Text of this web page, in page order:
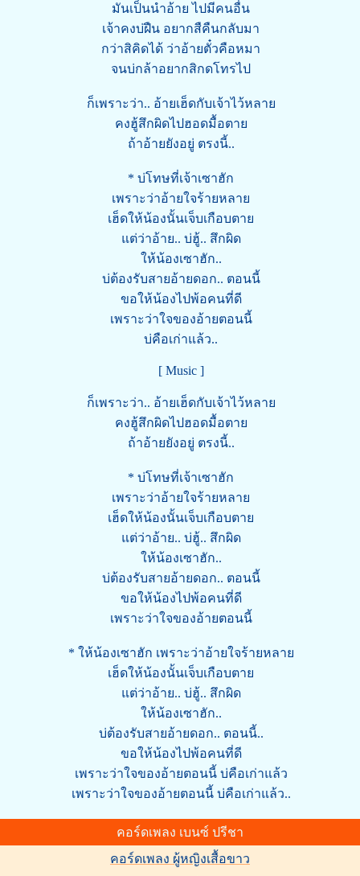
มันเป็นนำอ้าย ไปมีคนอื่น
เจ้าคงบ่ฝืน อยากสืคืนกลับมา
กว่าสิคิดได้ ว่าอ้ายตั๋วคือหมา
จนบ่กล้าอยากสิกดโทรไป
ก็เพราะว่า.. อ้ายเฮ็ดกับเจ้าไว้หลาย
คงฮู้สึกผิดไปฮอดมื้อตาย
ถ้าอ้ายยังอยู่ ตรงนี้..
* บ่โทษที่เจ้าเซาฮัก
เพราะว่าอ้ายใจร้ายหลาย
เฮ็ดให้น้องนั้นเจ็บเกือบตาย
แต่ว่าอ้าย.. บ่ฮู้.. สึกผิด
ให้น้องเซาฮัก..
บ่ต้องรับสายอ้ายดอก.. ตอนนี้
ขอให้น้องไปพ้อคนที่ดี
เพราะว่าใจของอ้ายตอนนี้
บ่คือเก่าแล้ว..
[ Music ]
ก็เพราะว่า.. อ้ายเฮ็ดกับเจ้าไว้หลาย
คงฮู้สึกผิดไปฮอดมื้อตาย
ถ้าอ้ายยังอยู่ ตรงนี้..
* บ่โทษที่เจ้าเซาฮัก
เพราะว่าอ้ายใจร้ายหลาย
เฮ็ดให้น้องนั้นเจ็บเกือบตาย
แต่ว่าอ้าย.. บ่ฮู้.. สึกผิด
ให้น้องเซาฮัก..
บ่ต้องรับสายอ้ายดอก.. ตอนนี้
ขอให้น้องไปพ้อคนที่ดี
เพราะว่าใจของอ้ายตอนนี้
* ให้น้องเซาฮัก เพราะว่าอ้ายใจร้ายหลาย
เฮ็ดให้น้องนั้นเจ็บเกือบตาย
แต่ว่าอ้าย.. บ่ฮู้.. สึกผิด
ให้น้องเซาฮัก..
บ่ต้องรับสายอ้ายดอก.. ตอนนี้..
ขอให้น้องไปพ้อคนที่ดี
เพราะว่าใจของอ้ายตอนนี้ บ่คือเก่าแล้ว
เพราะว่าใจของอ้ายตอนนี้ บ่คือเก่าแล้ว..
คอร์ดเพลง เบนซ์ ปรีชา
คอร์ดเพลง ผู้หญิงเสื้อขาว